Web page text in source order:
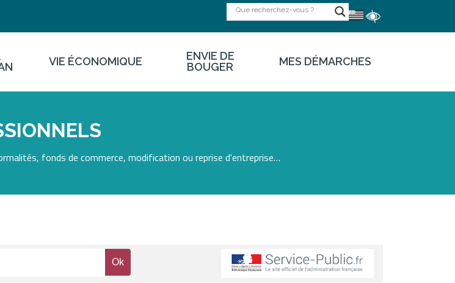
VIE ÉCONOMIQUE
ENVIE DE
BOUGER
MES DÉMARCHES
fonds de commerce, modification ou reprise d'entreprise…